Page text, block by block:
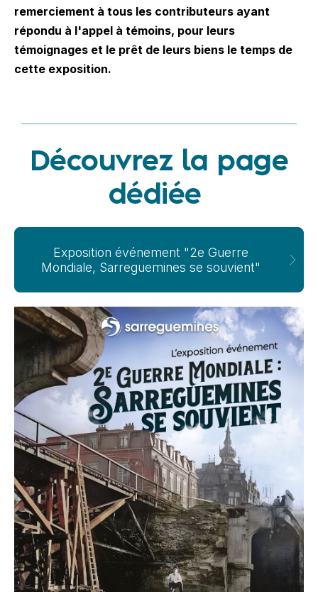
remerciement à tous les contributeurs ayant
répondu à l'appel à témoins, pour leurs
témoignages et le prêt de leurs biens le temps de
cette exposition.
Découvrez la page
dédiée
Exposition événement "2e Guerre
Mondiale, Sarreguemines se souvient"